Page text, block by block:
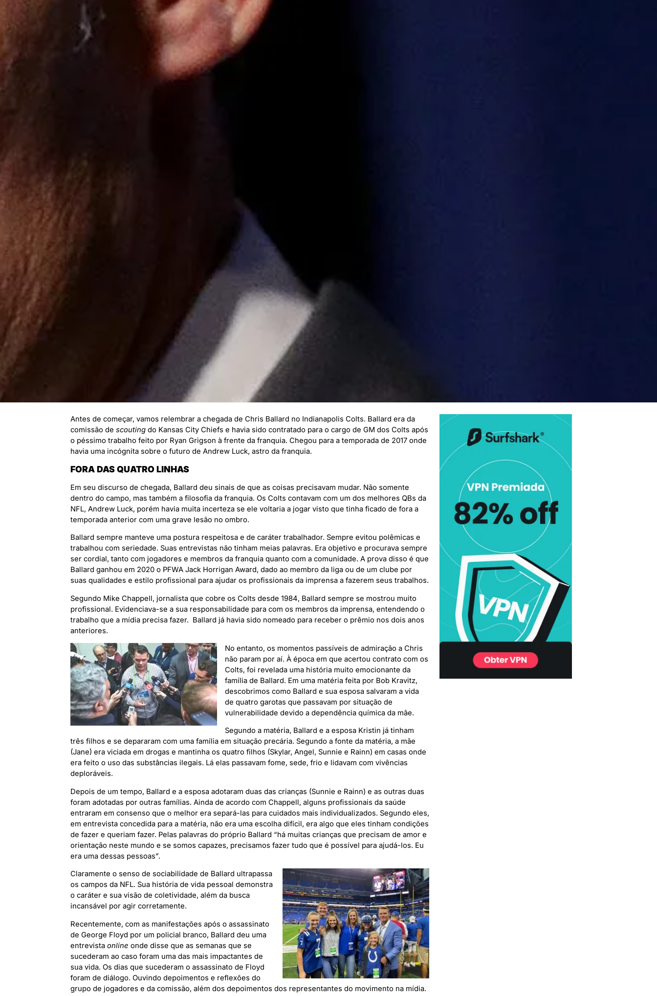
Antes de começar, vamos relembrar a chegada de Chris Ballard no Indianapolis Colts. Ballard era da
comissão descouting do Kansas City Chiefs e havia sido contratado para o cargo de GM dos Colts após
o péssimo trabalho feito por Ryan Grigson à frente da franquia. Chegou para a temporada de 2017 onde
havia uma incógnita sobre o futuro de Andrew Luck, astro da franquia.
FORA DAS QUATRO LINHAS
Em seu discurso de chegada, Ballard deu sinais de que as coisas precisavam mudar. Não somente
dentro do campo, mas também a filosofia da franquia. Os Colts contavam com um dos melhores QBs da
NFL, Andrew Luck, porém havia muita incerteza se ele voltaria a jogar visto que tinha ficado de fora a
temporada anterior com uma grave lesão no ombro.
Ballard sempre manteve uma postura respeitosa e de caráter trabalhador. Sempre evitou polêmicas e
trabalhou com seriedade. Suas entrevistas não tinham meias palavras. Era objetivo e procurava sempre
ser cordial, tanto com jogadores e membros da franquia quanto com a comunidade. A prova disso é que
Ballard ganhou em 2020 o PFWA Jack Horrigan Award, dado ao membro da liga ou de um clube por
suas qualidades e estilo profissional para ajudar os profissionais da imprensa a fazerem seus trabalhos.
Segundo Mike Chappell, jornalista que cobre os Colts desde 1984, Ballard sempre se mostrou muito
profissional. Evidenciava-se a sua responsabilidade para com os membros da imprensa, entendendo o
trabalho que a mídia precisa fazer. Ballard já havia sido nomeado para receber o prêmio nos dois anos
anteriores.
No entanto, os momentos passíveis de admiração a Chris
não param por aí. À época em que acertou contrato com os
Colts, foi revelada uma história muito emocionante da
família de Ballard. Em uma matéria feita por Bob Kravitz,
descobrimos como Ballard e sua esposa salvaram a vida
de quatro garotas que passavam por situação de
vulnerabilidade devido a dependência química da mãe.
Segundo a matéria, Ballard e a esposa Kristin já tinham
três filhos e se depararam com uma família em situação precária. Segundo a fonte da matéria, a mãe
(Jane) era viciada em drogas e mantinha os quatro filhos (Skylar, Angel, Sunnie e Rainn) em casas onde
era feito o uso das substâncias ilegais. Lá elas passavam fome, sede, frio e lidavam com vivências
deploráveis.
Depois de um tempo, Ballard e a esposa adotaram duas das crianças (Sunnie e Rainn) e as outras duas
foram adotadas por outras famílias. Ainda de acordo com Chappell, alguns profissionais da saúde
entraram em consenso que o melhor era separá-las para cuidados mais individualizados. Segundo eles,
em entrevista concedida para a matéria, não era uma escolha difícil, era algo que eles tinham condições
de fazer e queriam fazer. Pelas palavras do próprio Ballard “há muitas crianças que precisam de amor e
orientação neste mundo e se somos capazes, precisamos fazer tudo que é possível para ajudá-los. Eu
era uma dessas pessoas”.
Claramente o senso de sociabilidade de Ballard ultrapassa
os campos da NFL. Sua história de vida pessoal demonstra
o caráter e sua visão de coletividade, além da busca
incansável por agir corretamente.
Recentemente, com as manifestações após o assassinato
de George Floyd por um policial branco, Ballard deu uma
entrevistaonline onde disse que as semanas que se
sucederam ao caso foram uma das mais impactantes de
sua vida. Os dias que sucederam o assassinato de Floyd
foram de diálogo. Ouvindo depoimentos e reflexões do
grupo de jogadores e da comissão, além dos depoimentos dos representantes do movimento na mídia.